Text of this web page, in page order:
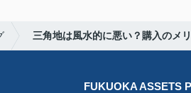
三角地は風水的に悪い？購入のメ
FUKUOKA ASSETS